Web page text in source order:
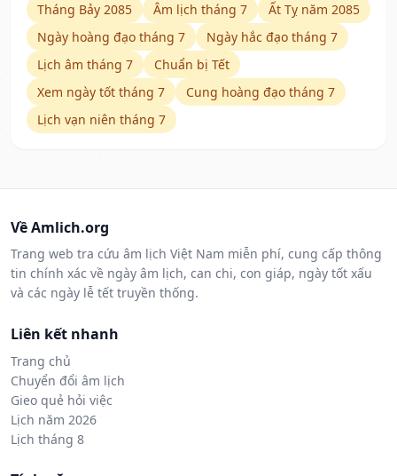
Tháng Bảy 2085 Âm lịch tháng 7
Ất Tỵ năm 2085
Ngày hoàng đạo tháng 7
Ngày hắc đạo tháng 7
Lịch âm tháng 7
Chuẩn bị Tết
Xem ngày tốt tháng 7
Cung hoàng đạo tháng 7
Lịch vạn niên tháng 7
Về Amlich.org
Trang web tra cứu âm lịch Việt Nam miễn phí, cung cấp thông
tin chính xác về ngày âm lịch, can chi, con giáp, ngày tốt xấu
và các ngày lễ tết truyền thống.
Liên kết nhanh
Trang chủ
Chuyển đổi âm lịch
Gieo quẻ hỏi việc
Lịch năm 2026
Lịch tháng 8